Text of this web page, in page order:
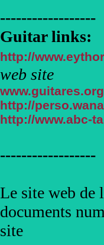
------------------
Guitar links:
http://
web site
www.guitares.org
http://
http://www.abc-
------------------
Le site web de
documents
site